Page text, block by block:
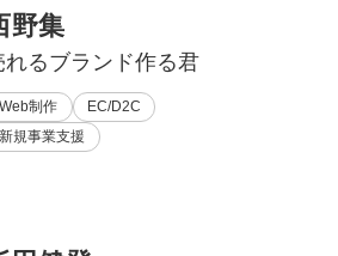
野集
れるブランド作る君
Web制作
EC/D2C
新規事業支援